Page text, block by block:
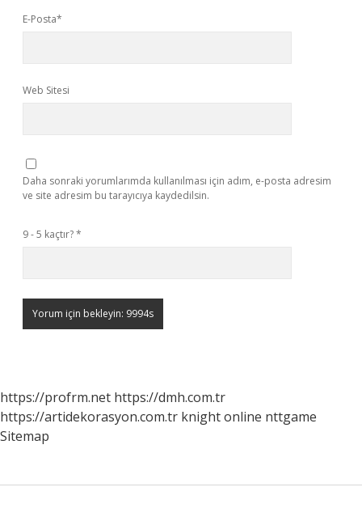
E-Posta*
Web Sitesi
Daha sonraki yorumlarımda kullanılması için adım, e-posta adresim
ve site adresim bu tarayıcıya kaydedilsin.
9 - 5 kaçtır?*
https://profrm.net https://dmh.com.tr
https://artidekorasyon.com.tr knight online nttgame
Sitemap